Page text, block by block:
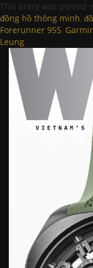
This entry was posted
đồng hồ thông minh,
Forerunner 955,
Leung.